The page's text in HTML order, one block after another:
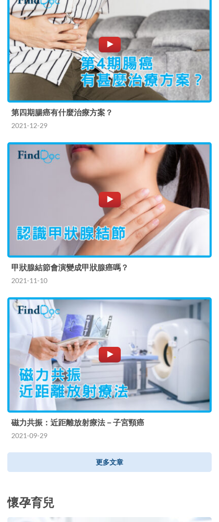
第四期腸癌有什麼治療方案？
2021-12-29
甲狀腺結節會演變成甲狀腺癌嗎？
2021-11-10
磁力共振：近距離放射療法－子宮頸癌
2021-09-29
更多文章
懷孕育兒